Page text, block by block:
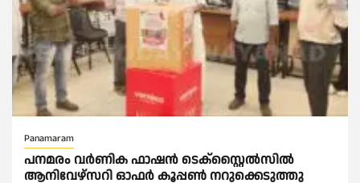
Panamaram
പനമരം വർണിക ഫാഷൻ ടെക്സ്റ്റൈൽസിൽ
ആനിവേഴ്‌സറി ഓഫർ കൂപ്പൺ നറുക്കെടുത്തു